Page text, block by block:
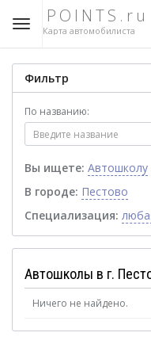
POINTS.ru
Карта автомобилиста
Фильтр
По названию:
Вы ищете: Автошколу
В городе: Пестово
Специализация:
Автошколы в г.
Ничего не найдено.